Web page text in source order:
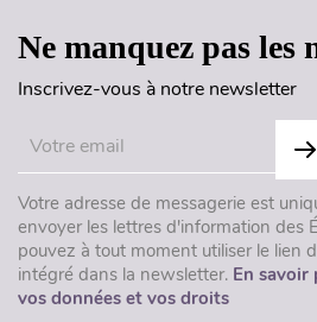
Ne manquez pas les
Inscrivez-vous à notre newsletter
Votre adresse de messagerie est
envoyer les lettres d'information des
pouvez à tout moment utiliser le lien
intégré dans la newsletter. En savoir
vos données et vos droits